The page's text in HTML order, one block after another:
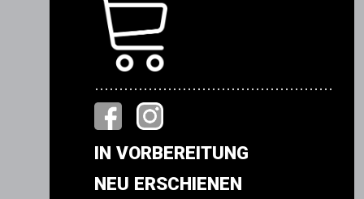
.................................................
IN VORBEREITUNG
NEU ERSCHIENEN